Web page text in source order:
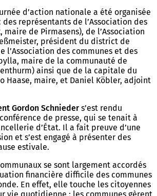
d’action nationale a été organisée
représentants de l’Association des
maire de Pirmasens), de l’Association
président du district de
l’Association des communes et des
maire de la communauté de
ainsi que de la capitale du
Haase, maire, et Daniel Köbler, adjoint
Gordon Schnieders’est rendu
de presse, qui se tenait à
d’État. Il a fait preuve d’une
et s’est engagé à présenter des
estivale.
se sont largement accordés
financière difficile des communes
En effet, elle touche les citoyennes